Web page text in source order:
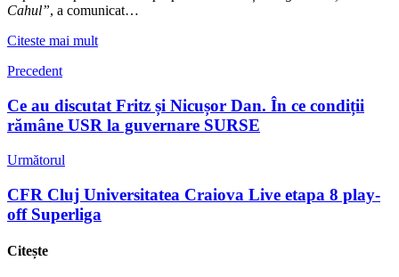
Cahul”, a comunicat…
Citeste mai mult
Precedent
Ce au discutat Fritz și Nicușor Dan. În ce condiții
rămâne USR la guvernare SURSE
Următorul
CFR Cluj Universitatea Craiova Live etapa 8 play-
off Superliga
Citește